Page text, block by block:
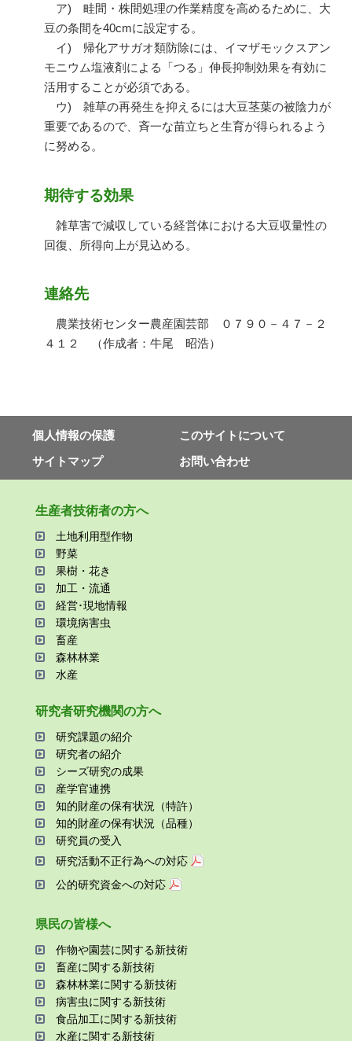
ア) 畦間・株間処理の作業精度を高めるために、大
豆の条間を40cmに設定する。
イ) 帰化アサガオ類防除には、イマザモックスアン
モニウム塩液剤による「つる」伸長抑制効果を有効に
活用することが必須である。
ウ) 雑草の再発生を抑えるには大豆茎葉の被陰力が
重要であるので、斉一な苗立ちと生育が得られるよう
に努める。
期待する効果
雑草害で減収している経営体における大豆収量性の
回復、所得向上が見込める。
連絡先
農業技術センター農産園芸部 ０７９０－４７－２
４１２ （作成者：牛尾 昭浩）
個⼈情報の保護
このサイトについて
サイトマップ
お問い合わせ
⽣産者技術者の⽅へ
⼟地利⽤型作物
野菜
果樹・花き
加⼯・流通
経営･現地情報
環境病害⾍
畜産
森林林業
⽔産
研究者研究機関の⽅へ
研究課題の紹介
研究者の紹介
シーズ研究の成果
産学官連携
知的財産の保有状況（特許）
知的財産の保有状況（品種）
研究員の受⼊
研究活動不正⾏為への対応
公的研究資金への対応
県⺠の皆様へ
作物や園芸に関する新技術
畜産に関する新技術
森林林業に関する新技術
病害⾍に関する新技術
⾷品加⼯に関する新技術
⽔産に関する新技術